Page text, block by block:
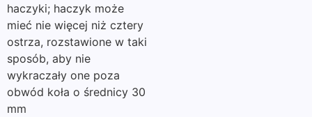
haczyki; haczyk może
mieć nie więcej niż cztery
ostrza, rozstawione w taki
sposób, aby nie
wykraczały one poza
obwód koła o średnicy 30
mm